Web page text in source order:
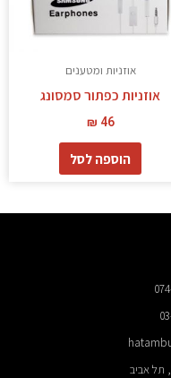
אוזניות ומטענים
אוזניות כפתור סמסונג
₪ 46
הוספה לסל